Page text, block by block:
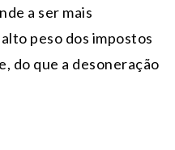
a ser mais
peso dos impostos
do que a desoneração